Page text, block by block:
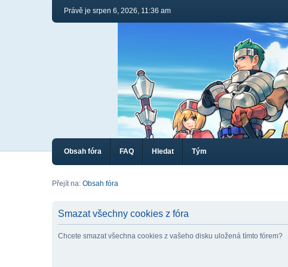
Právě je srpen 6, 2026, 11:36 am
Obsah fóra FAQ Hledat Tým
Přejít na: Obsah fóra
Smazat všechny cookies z fóra
Chcete smazat všechna cookies z vašeho disku uložená tímto fórem?